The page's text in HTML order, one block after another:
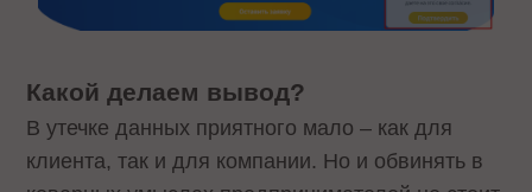
Какой делаем вывод?
В утечке данных приятного мало – как для
клиента, так и для компании. Но и обвинять в